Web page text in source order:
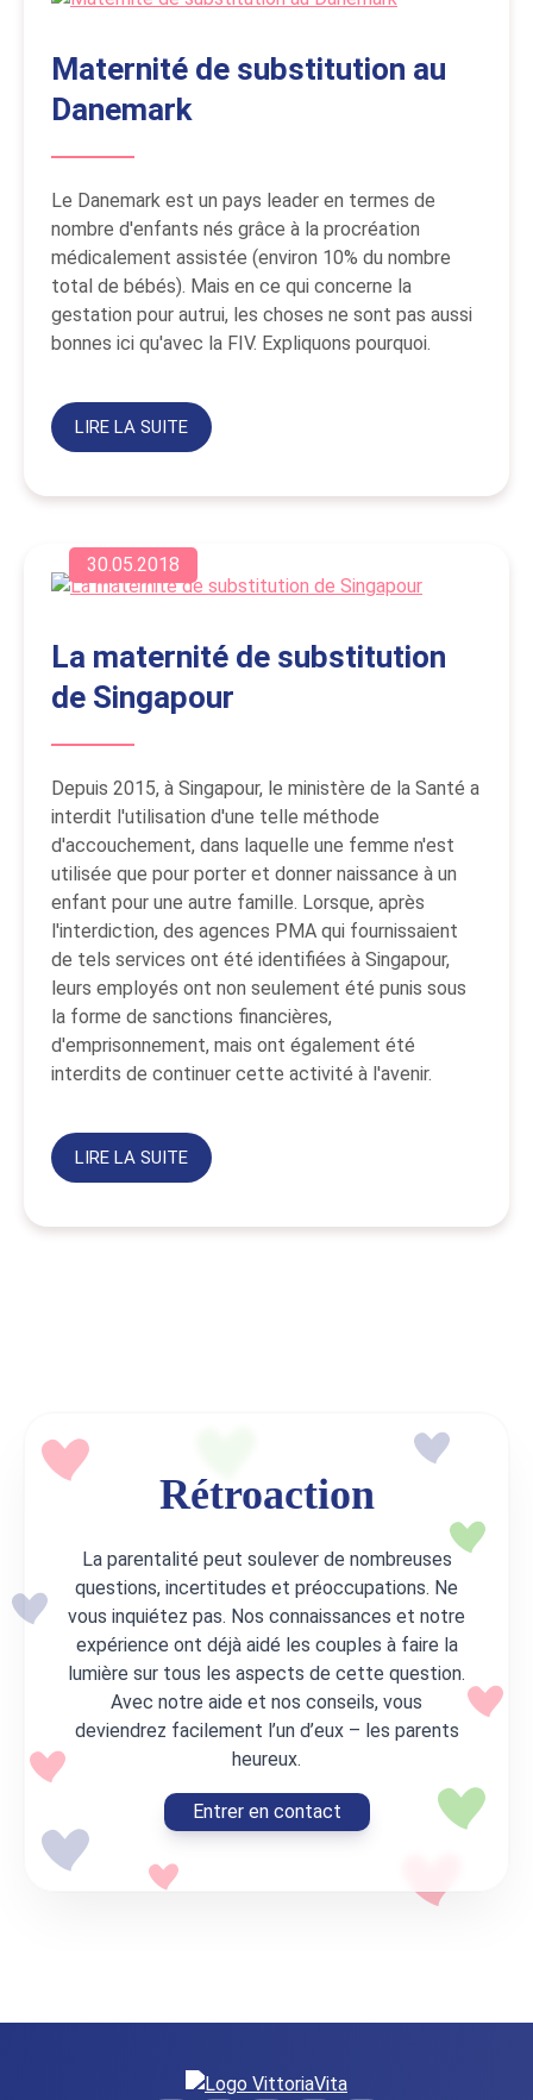
Maternité de substitution au
Danemark
Le Danemark est un pays leader en termes de
nombre d'enfants nés grâce à la procréation
médicalement assistée (environ 10% du nombre
total de bébés). Mais en ce qui concerne la
gestation pour autrui, les choses ne sont pas aussi
bonnes ici qu'avec la FIV. Expliquons pourquoi.
LIRE LA SUITE
30.05.2018
La maternité de substitution
de Singapour
Depuis 2015, à Singapour, le ministère de la Santé a
interdit l'utilisation d'une telle méthode
d'accouchement, dans laquelle une femme n'est
utilisée que pour porter et donner naissance à un
enfant pour une autre famille. Lorsque, après
l'interdiction, des agences PMA qui fournissaient
de tels services ont été identifiées à Singapour,
leurs employés ont non seulement été punis sous
la forme de sanctions financières,
d'emprisonnement, mais ont également été
interdits de continuer cette activité à l'avenir.
LIRE LA SUITE
Rétroaction
La parentalité peut soulever de nombreuses
questions, incertitudes et préoccupations. Ne
vous inquiétez pas. Nos connaissances et notre
expérience ont déjà aidé les couples à faire la
lumière sur tous les aspects de cette question.
Avec notre aide et nos conseils, vous
deviendrez facilement l’un d’eux – les parents
heureux.
Entrer en contact